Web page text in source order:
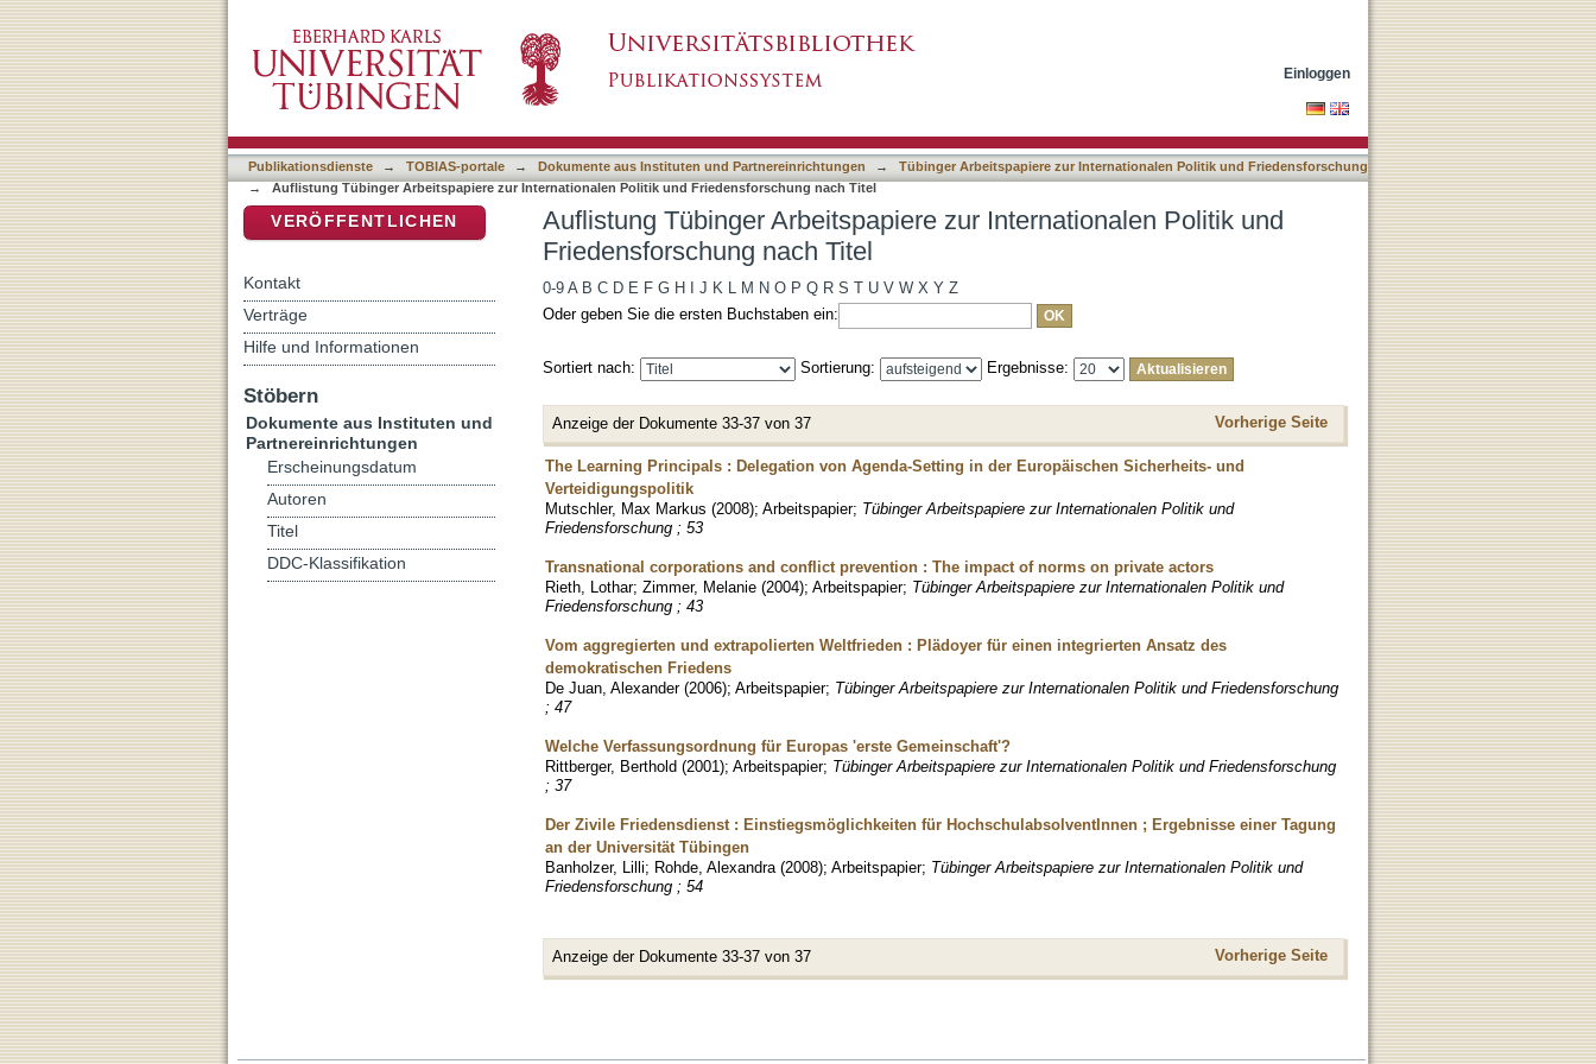
Einloggen
Publikationsdienste → TOBIAS-portale → Dokumente aus Instituten und Partnereinrichtungen →
Tübinger Arbeitspapiere zur Internationalen Politik und Friedensforschung
→
Auflistung Tübinger Arbeitspapiere zur Internationalen Politik und Friedensforschung nach Titel
Auflistung Tübinger Arbeitspapiere zur Internationalen Politik und
Friedensforschung nach Titel
0-9 A B C D E F G H J K L M N O P Q R S T U V W X Y Z
Oder geben Sie die ersten Buchstaben ein:
Sortiert nach: Sortierung: Ergebnisse:
Anzeige der Dokumente 33-37 von 37 Vorherige Seite
The Learning Principals : Delegation von Agenda-Setting in der Europäischen Sicherheits- und
Verteidigungspolitik
Mutschler, Max Markus (2008); Arbeitspapier; Tübinger Arbeitspapiere zur Internationalen Politik und
Friedensforschung ; 53
Transnational corporations and conflict prevention : The impact of norms on private actors
Rieth, Lothar; Zimmer, Melanie (2004); Arbeitspapier; Tübinger Arbeitspapiere zur Internationalen Politik und
Friedensforschung ; 43
Vom aggregierten und extrapolierten Weltfrieden : Plädoyer für einen integrierten Ansatz des
demokratischen Friedens
De Juan, Alexander (2006); Arbeitspapier; Tübinger Arbeitspapiere zur Internationalen Politik und Friedensforschung
; 47
Welche Verfassungsordnung für Europas 'erste Gemeinschaft'?
Rittberger, Berthold (2001); Arbeitspapier; Tübinger Arbeitspapiere zur Internationalen Politik und Friedensforschung
; 37
Der Zivile Friedensdienst : Einstiegsmöglichkeiten für HochschulabsolventInnen ; Ergebnisse einer Tagung
an der Universität Tübingen
Banholzer, Lilli; Rohde, Alexandra (2008); Arbeitspapier; Tübinger Arbeitspapiere zur Internationalen Politik und
Friedensforschung ; 54
Anzeige der Dokumente 33-37 von 37 Vorherige Seite
VERÖFFENTLICHEN
Kontakt
Verträge
Hilfe und Informationen
Stöbern
Dokumente aus Instituten und
Partnereinrichtungen
Erscheinungsdatum
Autoren
Titel
DDC-Klassifikation